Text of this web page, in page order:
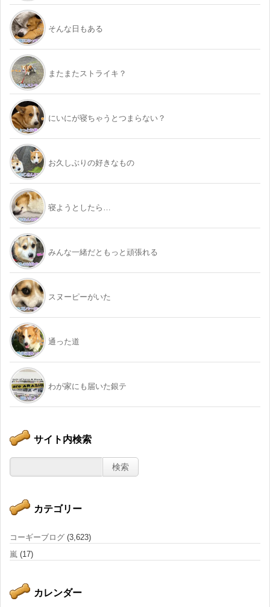
そんな日もある
またまたストライキ？
にいにが寝ちゃうとつまらない？
お久しぶりの好きなもの
寝ようとしたら…
みんな一緒だともっと頑張れる
スヌーピーがいた
通った道
わが家にも届いた銀テ
サイト内検索
カテゴリー
コーギーブログ (3,623)
嵐 (17)
カレンダー